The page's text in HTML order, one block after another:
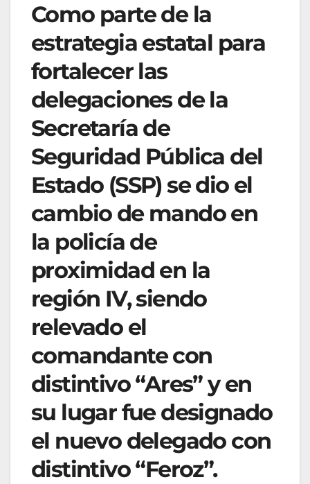
Como parte de la
estrategia estatal para
fortalecer las
delegaciones de la
Secretaría de
Seguridad Pública del
Estado (SSP) se dio el
cambio de mando en
la policía de
proximidad en la
región IV, siendo
relevado el
comandante con
distintivo “Ares” y en
su lugar fue designado
el nuevo delegado con
distintivo “Feroz”.